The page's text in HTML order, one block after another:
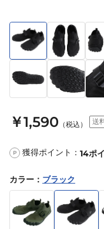
￥1,590 （税込） 送
P 獲得ポイント： 14ポ
カラー ： ブラック